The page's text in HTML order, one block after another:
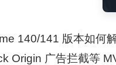
140/141 版本如何
Origin 广告拦截等